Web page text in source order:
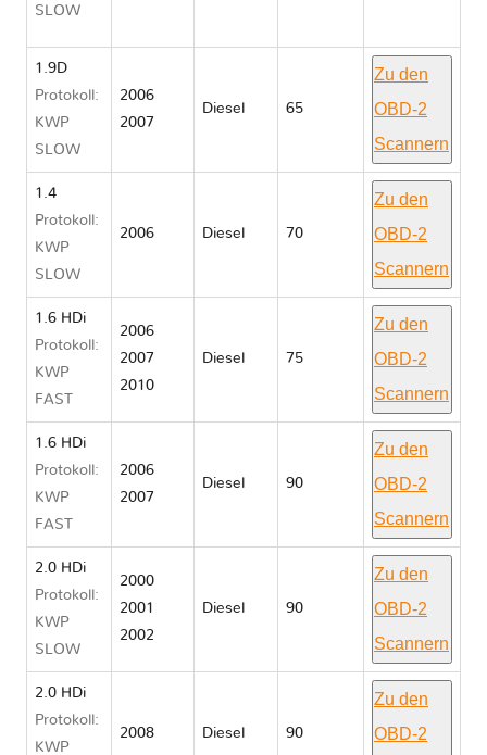
SLOW
1.9D
Protokoll:
KWP
SLOW
2006
2007
Diesel 65
Zu den
OBD-2
Scannern
1.4
Protokoll:
KWP
SLOW
2006 Diesel 70
Zu den
OBD-2
Scannern
1.6 HDi
Protokoll:
KWP
FAST
2006
2007
2010
Diesel 75
Zu den
OBD-2
Scannern
1.6 HDi
Protokoll:
KWP
FAST
2006
2007
Diesel 90
Zu den
OBD-2
Scannern
2.0 HDi
Protokoll:
KWP
SLOW
2000
2001
2002
Diesel 90
Zu den
OBD-2
Scannern
2.0 HDi
Protokoll:
KWP
2008 Diesel 90
Zu den
OBD-2